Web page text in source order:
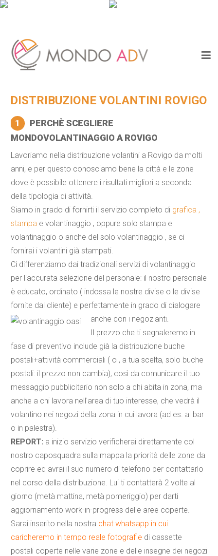
DISTRIBUZIONE VOLANTINI ROVIGO
1
PERCHÈ SCEGLIERE
MONDOVOLANTINAGGIO A ROVIGO
Lavoriamo nella distribuzione volantini a Rovigo da molti
anni, e per questo conosciamo bene la città e le zone
dove è possibile ottenere i risultati migliori a seconda
della tipologia di attività.
Siamo in grado di fornirti il servizio completo di grafica ,
stampa e volantinaggio , oppure solo stampa e
volantinaggio o anche del solo volantinaggio , se ci
fornirai i volantini già stampati.
Ci differenziamo dai tradizionali servizi di volantinaggio
per l'accurata selezione del personale: il nostro personale
è educato, ordinato ( indossa le nostre divise o le divise
fornite dal cliente) e perfettamente in grado di dialogare
anche con i negozianti.
Il prezzo che ti segnaleremo in
fase di preventivo include già la distribuzione buche
postali+attività commerciali ( o , a tua scelta, solo buche
postali: il prezzo non cambia), così da comunicare il tuo
messaggio pubblicitario non solo a chi abita in zona, ma
anche a chi lavora nell'area di tuo interesse, che vedrà il
volantino nei negozi della zona in cui lavora (ad es. al bar
o in palestra).
REPORT: a inizio servizio verificherai direttamente col
nostro caposquadra sulla mappa la priorità delle zone da
coprire ed avrai il suo numero di telefono per contattarlo
nel corso della distribuzione. Lui ti contatterà 2 volte al
giorno (metà mattina, metà pomeriggio) per darti
aggiornamento work-in-progress delle aree coperte.
Sarai inserito nella nostra chat whatsapp in cui
caricheremo in tempo reale fotografie di cassette
postali coperte nelle varie zone e delle insegne dei negozi